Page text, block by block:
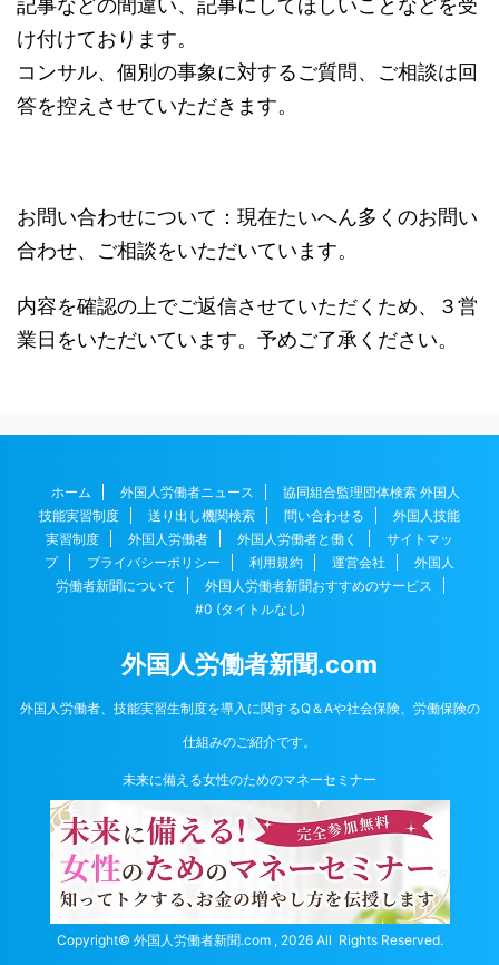
記事などの間違い、記事にしてほしいことなどを受
け付けております。
コンサル、個別の事象に対するご質問、ご相談は回
答を控えさせていただきます。
お問い合わせについて：現在たいへん多くのお問い
合わせ、ご相談をいただいています。
内容を確認の上でご返信させていただくため、３営
業日をいただいています。予めご了承ください。
ホーム 外国人労働者ニュース
協同組合監理団体検索 外国人
技能実習制度
送り出し機関検索 問い合わせる
外国人技能
実習制度
外国人労働者 外国人労働者と働く
サイトマッ
プ
プライバシーポリシー 利用規約 運営会社
外国人
労働者新聞について
外国人労働者新聞おすすめのサービス
#0 (タイトルなし)
外国人労働者新聞.com
外国人労働者、技能実習生制度を導入に関するQ＆Aや社会保険、労働保険の
仕組みのご紹介です。
未来に備える女性のためのマネーセミナー
Copyright© 外国人労働者新聞.com , 2026 All Rights Reserved.